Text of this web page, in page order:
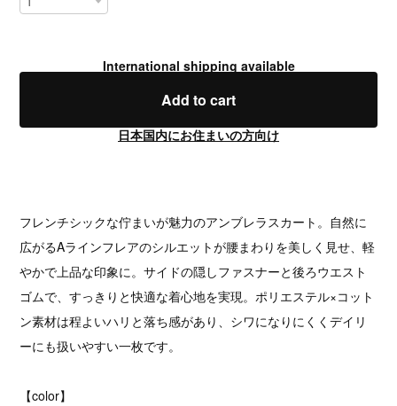
International shipping available
Add to cart
日本国内にお住まいの方向け
フレンチシックな佇まいが魅力のアンブレラスカート。自然に
広がるAラインフレアのシルエットが腰まわりを美しく見せ、軽
やかで上品な印象に。サイドの隠しファスナーと後ろウエスト
ゴムで、すっきりと快適な着心地を実現。ポリエステル×コット
ン素材は程よいハリと落ち感があり、シワになりにくくデイリ
ーにも扱いやすい一枚です。
【color】